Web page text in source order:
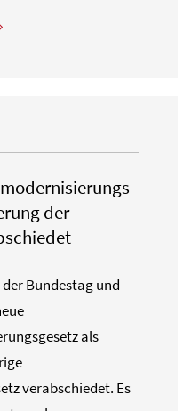
der
der Bundestag und
als
verabschiedet. Es